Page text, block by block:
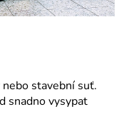
stavební suť.
snadno vysypat